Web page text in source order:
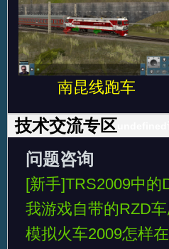
南昆线跑车
技术交流专区
视频游戏
问题咨询
[新手]TRS2009中的
我游戏自带的RZD
模拟火车2009怎样